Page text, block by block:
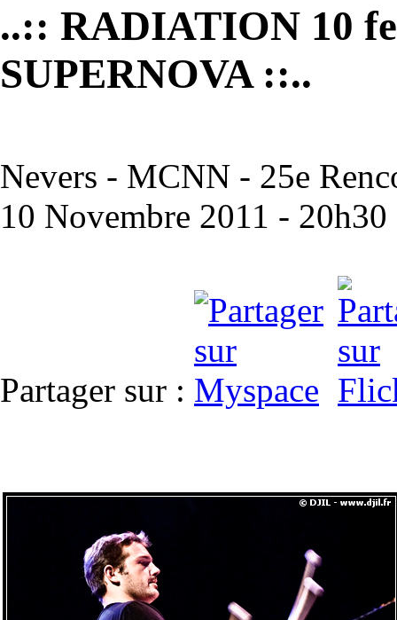
..:: RADIATION 10
SUPERNOVA ::..
Nevers - MCNN - 25e
10 Novembre 2011 - 20h30
Partager sur :